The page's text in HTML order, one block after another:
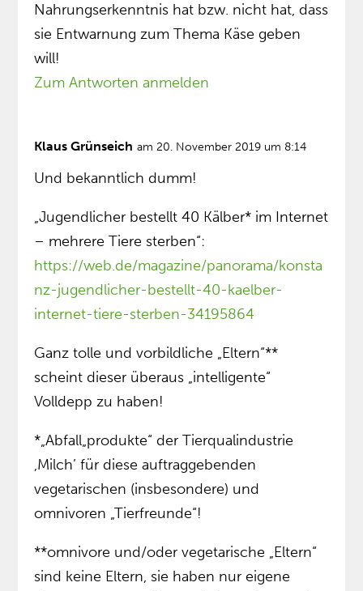
Nahrungserkenntnis hat bzw. nicht hat, dass
sie Entwarnung zum Thema Käse geben
will!
Zum Antworten anmelden
Klaus Grünseich am 20. November 2019 um 8:14
Und bekanntlich dumm!
„Jugendlicher bestellt 40 Kälber* im Internet
– mehrere Tiere sterben“:
https://web.de/magazine/panorama/konsta
nz-jugendlicher-bestellt-40-kaelber-
internet-tiere-sterben-34195864
Ganz tolle und vorbildliche „Eltern“**
scheint dieser überaus „intelligente“
Volldepp zu haben!
*„Abfall„produkte“ der Tierqualindustrie
,Milch’ für diese auftraggebenden
vegetarischen (insbesondere) und
omnivoren „Tierfreunde“!
**omnivore und/oder vegetarische „Eltern“
sind keine Eltern, sie haben nur eigene